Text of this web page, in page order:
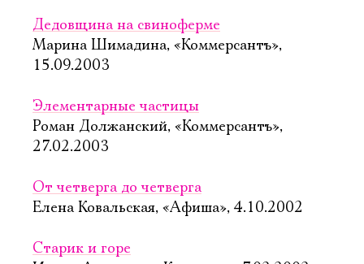
Дедовщина на свиноферме
Марина Шимадина, «Коммерсантъ»,
15.09.2003
Элементарные частицы
Роман Должанский, «Коммерсантъ»,
27.02.2003
От четверга до четверга
Елена Ковальская, «Афиша», 4.10.2002
Старик и горе